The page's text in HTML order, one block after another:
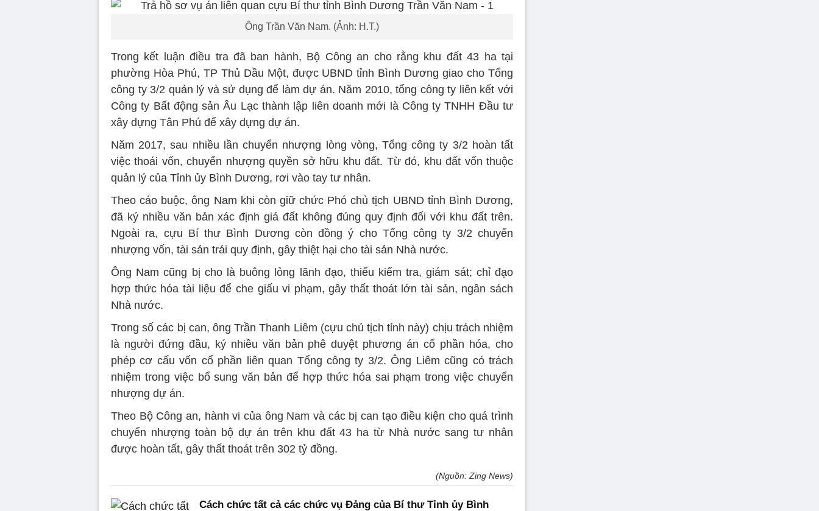
Ông Trần Văn Nam. (Ảnh: H.T.)
Trong kết luận điều tra đã ban hành, Bộ Công an cho rằng khu đất 43 ha tại
phường Hòa Phú, TP Thủ Dầu Một, được UBND tỉnh Bình Dương giao cho Tổng
công ty 3/2 quản lý và sử dụng để làm dự án. Năm 2010, tổng công ty liên kết với
Công ty Bất động sản Âu Lạc thành lập liên doanh mới là Công ty TNHH Đầu tư
xây dựng Tân Phú để xây dựng dự án.
Năm 2017, sau nhiều lần chuyển nhượng lòng vòng, Tổng công ty 3/2 hoàn tất
việc thoái vốn, chuyển nhượng quyền sở hữu khu đất. Từ đó, khu đất vốn thuộc
quản lý của Tỉnh ủy Bình Dương, rơi vào tay tư nhân.
Theo cáo buộc, ông Nam khi còn giữ chức Phó chủ tịch UBND tỉnh Bình Dương,
đã ký nhiều văn bản xác định giá đất không đúng quy định đối với khu đất trên.
Ngoài ra, cựu Bí thư Bình Dương còn đồng ý cho Tổng công ty 3/2 chuyển
nhượng vốn, tài sản trái quy định, gây thiệt hại cho tài sản Nhà nước.
Ông Nam cũng bị cho là buông lỏng lãnh đạo, thiếu kiểm tra, giám sát; chỉ đạo
hợp thức hóa tài liệu để che giấu vi phạm, gây thất thoát lớn tài sản, ngân sách
Nhà nước.
Trong số các bị can, ông Trần Thanh Liêm (cựu chủ tịch tỉnh này) chịu trách nhiệm
là người đứng đầu, ký nhiều văn bản phê duyệt phương án cổ phần hóa, cho
phép cơ cấu vốn cổ phần liên quan Tổng công ty 3/2. Ông Liêm cũng có trách
nhiệm trong việc bổ sung văn bản để hợp thức hóa sai phạm trong việc chuyển
nhượng dự án.
Theo Bộ Công an, hành vi của ông Nam và các bị can tạo điều kiện cho quá trình
chuyển nhượng toàn bộ dự án trên khu đất 43 ha từ Nhà nước sang tư nhân
được hoàn tất, gây thất thoát trên 302 tỷ đồng.
(Nguồn: Zing News)
Cách chức tất cả các chức vụ Đảng của Bí thư Tỉnh ủy Bình